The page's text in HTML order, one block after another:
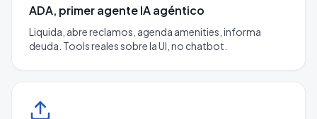
ADA, primer agente IA agéntico
Liquida, abre reclamos, agenda amenities, informa
deuda. Tools reales sobre la UI, no chatbot.